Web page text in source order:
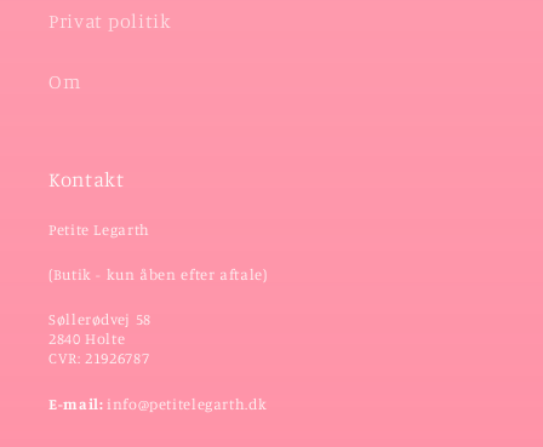
Privat politik
Om
Kontakt
Petite Legarth
(Butik - kun åben efter aftale)
Søllerødvej 58
2840 Holte
CVR: 21926787
E-mail: info@petitelegarth.dk